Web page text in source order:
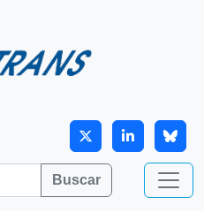
Buscar